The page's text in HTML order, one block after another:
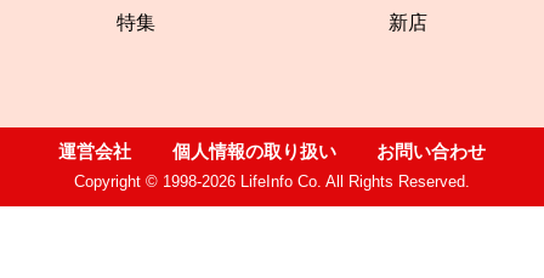
特集 新店
運営会社 個人情報の取り扱い お問い合わせ
Copyright © 1998-2026 LifeInfo Co. All Rights Reserved.